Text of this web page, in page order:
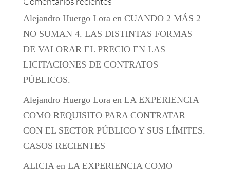
Alejandro Huergo Lora en CUANDO 2 MÁS 2
NO SUMAN 4. LAS DISTINTAS FORMAS
DE VALORAR EL PRECIO EN LAS
LICITACIONES DE CONTRATOS
PÚBLICOS.
Alejandro Huergo Lora en LA EXPERIENCIA
COMO REQUISITO PARA CONTRATAR
CON EL SECTOR PÚBLICO Y SUS LÍMITES.
CASOS RECIENTES
ALICIA en LA EXPERIENCIA COMO